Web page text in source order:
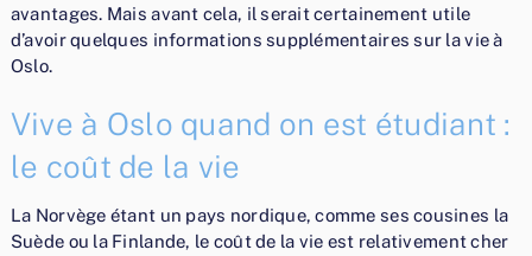
avantages. Mais avant cela, il serait certainement utile
d’avoir quelques informations supplémentaires sur la vie à
Oslo.
Vive à Oslo quand on est étudiant :
le coût de la vie
La Norvège étant un pays nordique, comme ses cousines la
Suède ou la Finlande, le coût de la vie est relativement cher